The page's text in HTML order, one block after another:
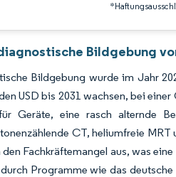
Bildgebung
Bildgebung wurde im Jahr
USD bis 2031 wachsen, bei
für Geräte, eine rasch alternde
CT, heliumfreie
Fachkräftemangel aus, was
Programme wie das